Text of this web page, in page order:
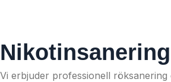
Vi erbjuder professionell